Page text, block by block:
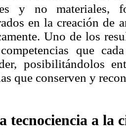
y no materiales,
en la creación de
Uno de los
que
posibilitándolos
que conserven y
tecnociencia a la